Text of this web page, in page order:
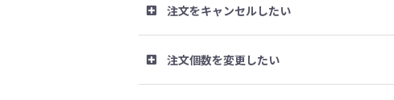
注文をキャンセルしたい
注文個数を変更したい